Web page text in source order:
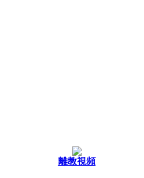
離教視頻